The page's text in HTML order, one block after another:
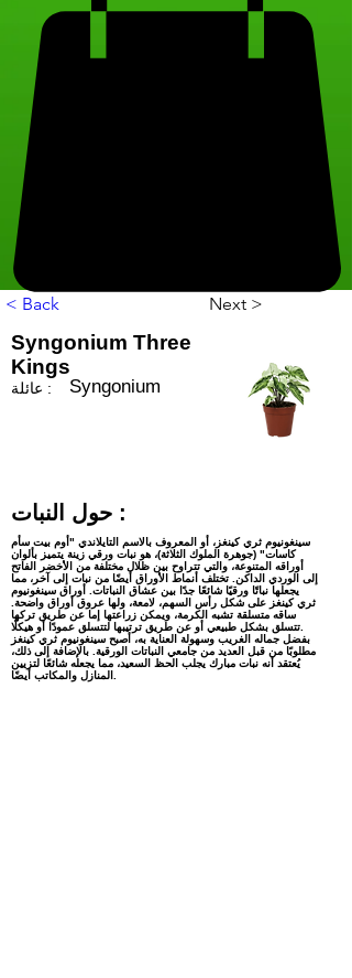
< Back Next >
Syngonium Three
Kings
عائلة : Syngonium
حول النبات :
سينغونيوم ثري كينغز، أو المعروف بالاسم التايلاندي "أوم بيت سأم
كاسات" (جوهرة الملوك الثلاثة)، هو نبات ورقي زينة يتميز بألوان
أوراقه المتنوعة، والتي تتراوح بين ظلال مختلفة من الأخضر الفاتح
إلى الوردي الداكن. تختلف أنماط الأوراق أيضًا من نبات إلى آخر، مما
يجعلها نباتًا ورقيًا شائعًا جدًا بين عشاق النباتات. أوراق سينغونيوم
ثري كينغز على شكل رأس السهم، لامعة، ولها عروق أوراق واضحة.
ساقه متسلقة تشبه الكرمة، ويمكن زراعتها إما عن طريق تركها
تتسلق بشكل طبيعي أو عن طريق ترتيبها لتتسلق عمودًا أو هيكلًا.
بفضل جماله الغريب وسهولة العناية به، أصبح سينغونيوم ثري كينغز
مطلوبًا من قبل العديد من جامعي النباتات الورقية. بالإضافة إلى ذلك،
يُعتقد أنه نبات مبارك يجلب الحظ السعيد، مما يجعله شائعًا لتزيين
المنازل والمكاتب أيضًا.